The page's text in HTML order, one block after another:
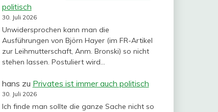
politisch
30. Juli 2026
Unwidersprochen kann man die
Ausführungen von Björn Hayer (im FR-Artikel
zur Leihmutterschaft, Anm. Bronski) so nicht
stehen lassen. Postuliert wird…
hans zu Privates ist immer auch politisch
30. Juli 2026
Ich finde man sollte die ganze Sache nicht so